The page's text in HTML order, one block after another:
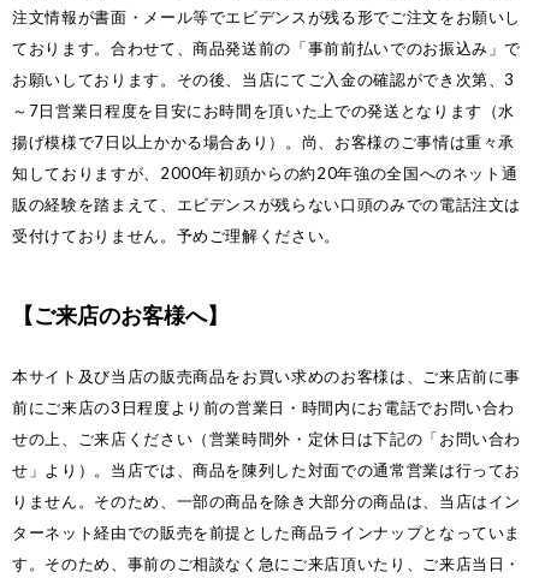
注文情報が書面・メール等でエビデンスが残る形でご注文をお願いし
ております。合わせて、商品発送前の「事前前払いでのお振込み」で
お願いしております。その後、当店にてご入金の確認ができ次第、3
～7日営業日程度を目安にお時間を頂いた上での発送となります（水
揚げ模様で7日以上かかる場合あり）。尚、お客様のご事情は重々承
知しておりますが、2000年初頭からの約20年強の全国へのネット通
販の経験を踏まえて、エビデンスが残らない口頭のみでの電話注文は
受付けておりません。予めご理解ください。
【ご来店のお客様へ】
本サイト及び当店の販売商品をお買い求めのお客様は、ご来店前に事
前にご来店の3日程度より前の営業日・時間内にお電話でお問い合わ
せの上、ご来店ください（営業時間外・定休日は下記の「お問い合わ
せ」より）。当店では、商品を陳列した対面での通常営業は行ってお
りません。そのため、一部の商品を除き大部分の商品は、当店はイン
ターネット経由での販売を前提とした商品ラインナップとなっていま
す。そのため、事前のご相談なく急にご来店頂いたり、ご来店当日・